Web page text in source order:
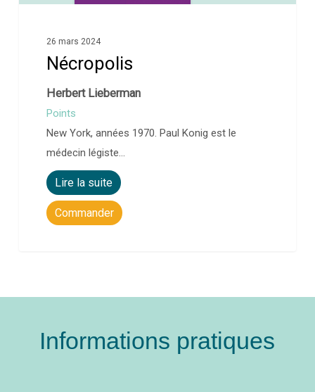
26 mars 2024
Nécropolis
Herbert Lieberman
Points
New York, années 1970. Paul Konig est le
médecin légiste…
Lire la suite
Commander
Informations pratiques